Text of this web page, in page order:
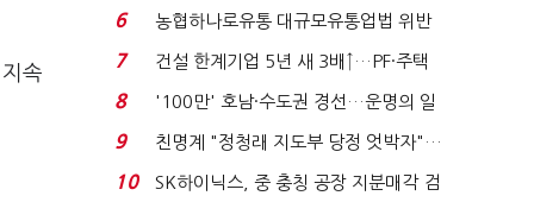
속
노동자는 강행군…'야...
6
농협하나로유통 대규모유통업법 위반
적발…공정위, 과...
7
건설 한계기업 5년 새 3배↑…PF·주택
침체에 재무 ...
8
'100만' 호남·수도권 경선…운명의 일
주일
9
친명계 "정청래 지도부 당정 엇박자"…
친청계 "신천지 오...
10
SK하이닉스, 중 충칭 공장 지분매각 검